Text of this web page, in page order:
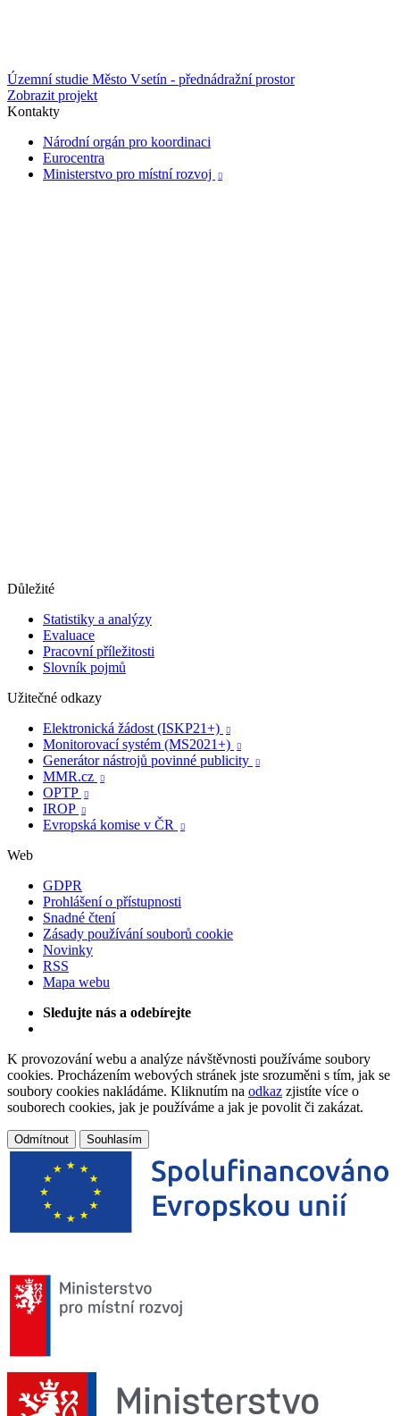
Územní studie Město Vsetín - přednádražní prostor
Zobrazit projekt
Kontakty
Národní orgán pro koordinaci
Eurocentra
Ministerstvo pro místní rozvoj

Důležité
Statistiky a analýzy
Evaluace
Pracovní příležitosti
Slovník pojmů
Užitečné odkazy
Elektronická žádost (ISKP21+)

Monitorovací systém (MS2021+) 
Generátor nástrojů povinné publicity 
MMR.cz 
OPTP 
IROP 
Evropská komise v ČR 
Web
GDPR
Prohlášení o přístupnosti
Snadné čtení
Zásady používání souborů cookie
Novinky
RSS
Mapa webu
Sledujte nás a odebírejte
K provozování webu a analýze návštěvnosti používáme soubory
cookies. Procházením webových stránek jste srozuměni s tím, jak se
soubory cookies nakládáme. Kliknutím na odkaz zjistíte více o
souborech cookies, jak je používáme a jak je povolit či zakázat.
Odmítnout Souhlasím